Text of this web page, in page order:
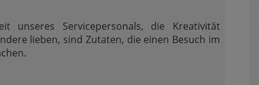
unseres Servicepersonals, die Kreativität
lieben, sind Zutaten, die einen Besuch im